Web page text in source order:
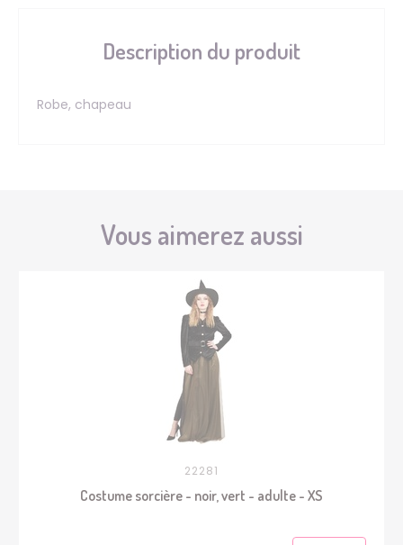
Description du produit
Robe, chapeau
Vous aimerez aussi
22281
Costume sorcière - noir, vert - adulte - XS